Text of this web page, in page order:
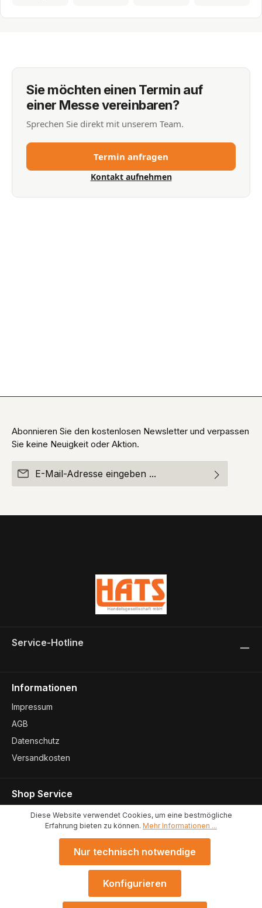
Sie möchten einen Termin auf
einer Messe vereinbaren?
Sprechen Sie direkt mit unserem Team.
Termin anfragen
Kontakt aufnehmen
Abonnieren Sie den kostenlosen Newsletter und verpassen
Sie keine Neuigkeit oder Aktion.
Service-Hotline
Informationen
Impressum
AGB
Datenschutz
Versandkosten
Shop Service
Kontakt
Konformitätserklärungen
Diese Website verwendet Cookies, um eine bestmögliche
Erfahrung bieten zu können. Mehr Informationen ...
Nur technisch notwendige
Konfigurieren